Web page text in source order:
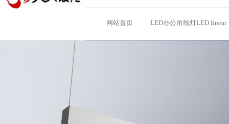
网站首页 LED办公吊线灯LED linear